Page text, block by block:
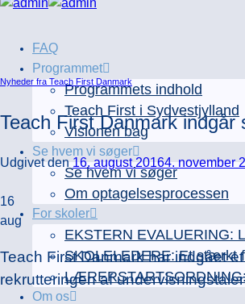
FAQ
Programmet
Programmets indhold
Teach First i Sydvestjylland
Visionen bag
Se hvem vi søger
Se hvem vi søger
Om optagelsesprocessen
For skoler
EKSTERN EVALUERING:
SKOLELEDERE: Et stærkt
Om os
Nyheder fra Teach First Danmark
Teach First Danmark
Udgivet den16. august 20164. november
16
aug
Teach First Danmark har indgået
rekrutteringen af